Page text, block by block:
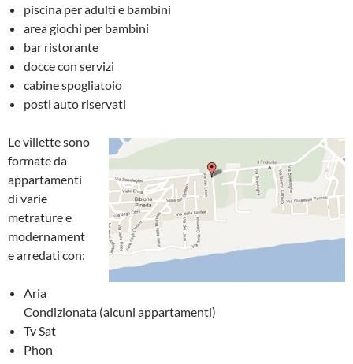
piscina per adulti e bambini
area giochi per bambini
bar ristorante
docce con servizi
cabine spogliatoio
posti auto riservati
Le villette sono
formate da
appartamenti
di varie
metrature e
modernament
e arredati con:
Aria
Condizionata (alcuni appartamenti)
Tv Sat
Phon